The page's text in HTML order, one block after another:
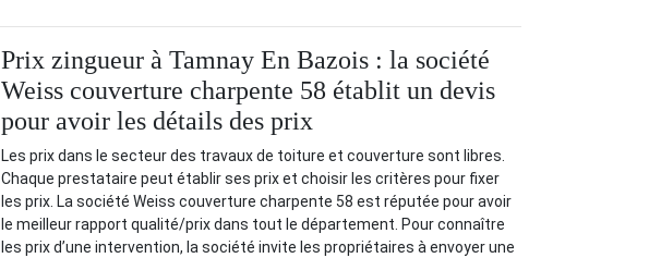
Prix zingueur à Tamnay En Bazois : la société
Weiss couverture charpente 58 établit un devis
pour avoir les détails des prix
Les prix dans le secteur des travaux de toiture et couverture sont libres.
Chaque prestataire peut établir ses prix et choisir les critères pour fixer
les prix. La société Weiss couverture charpente 58 est réputée pour avoir
le meilleur rapport qualité/prix dans tout le département. Pour connaître
les prix d’une intervention, la société invite les propriétaires à envoyer une